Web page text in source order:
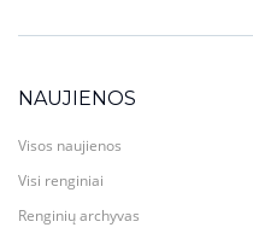
NAUJIENOS
Visos naujienos
Visi renginiai
Renginių archyvas